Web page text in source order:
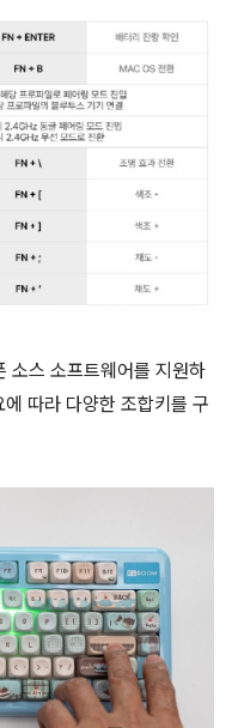
스 소프트웨어를 지원하
따라 다양한 조합키를 구